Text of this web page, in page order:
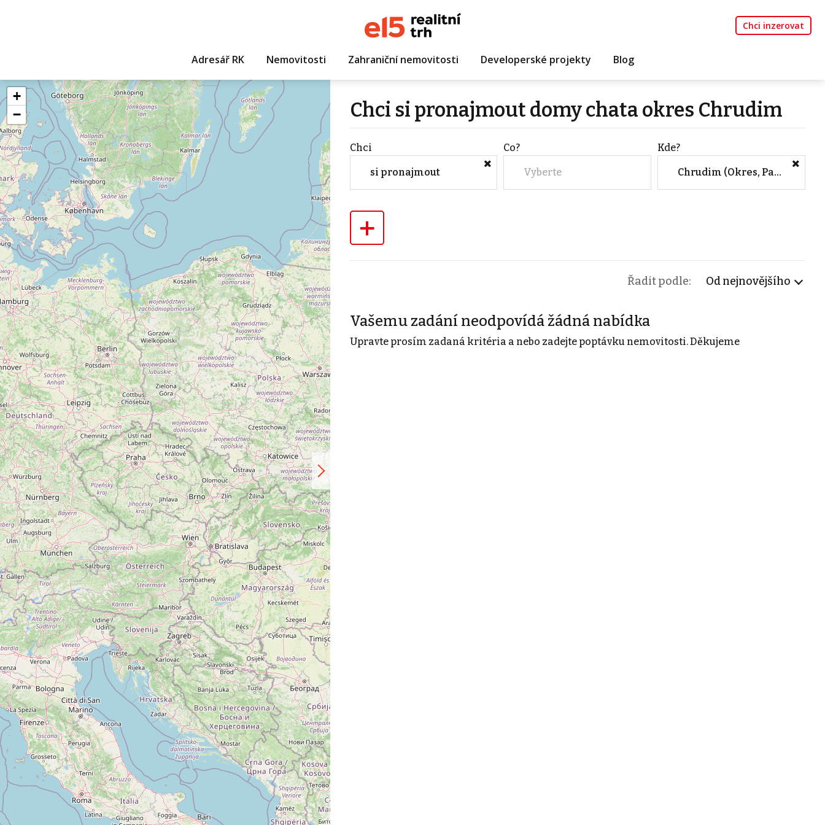
Chci inzerovat
Adresář RK Nemovitosti Zahraniční nemovitosti Developerské projekty Blog
+
−
Chci si pronajmout domy chata okres Chrudim
Chci
si pronajmout
Co?
Vyberte
Kde?
Chrudim (Okres, Pardubický kraj)
+
Řadit podle: Od nejnovějšího
Vašemu zadání neodpovídá žádná nabídka
Upravte prosím zadaná kritéria a nebo zadejte poptávku nemovitosti. Děkujeme